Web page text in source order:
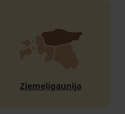
Ziemeļigaunija